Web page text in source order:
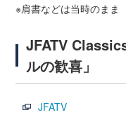
※肩書などは当時のまま
JFATV
ルの歓喜」
JFATV